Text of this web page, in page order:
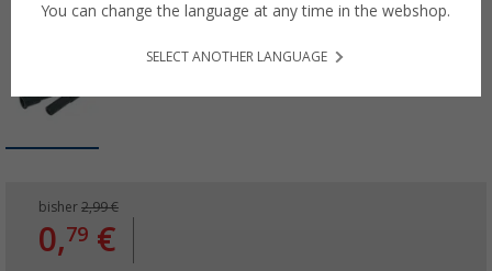
bisher 2,99 €
0,79 €
You can change the language at any time in the webshop.
SELECT ANOTHER LANGUAGE